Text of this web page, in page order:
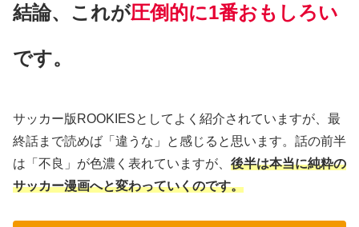
結論、これが圧倒的に1番おもしろい
です。
サッカー版ROOKIESとしてよく紹介されていますが、最
終話まで読めば「違うな」と感じると思います。話の前半
は「不良」が色濃く表れていますが、 後半は本当に純粋の
サッカー漫画へと変わっていくのです。